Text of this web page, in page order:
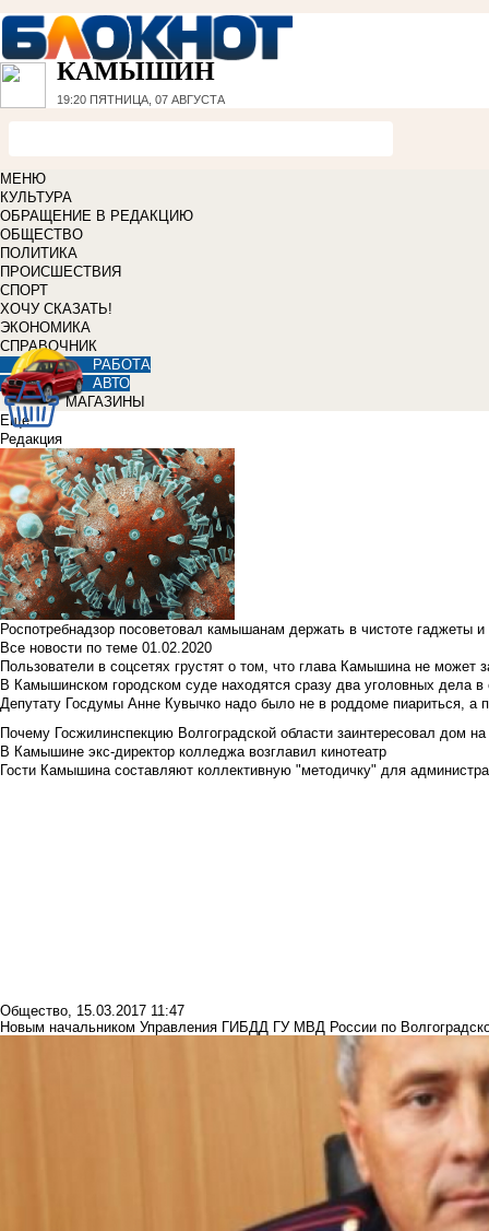
КАМЫШИН
19:20 ПЯТНИЦА, 07 АВГУСТА
МЕНЮ
КУЛЬТУРА
ОБРАЩЕНИЕ В РЕДАКЦИЮ
ОБЩЕСТВО
ПОЛИТИКА
ПРОИСШЕСТВИЯ
СПОРТ
ХОЧУ СКАЗАТЬ!
ЭКОНОМИКА
СПРАВОЧНИК
РАБОТА
АВТО
МАГАЗИНЫ
Еще
Редакция
Роспотребнадзор посоветовал камышанам держать в чистоте гаджеты
Все новости по теме 01.02.2020
Пользователи в соцсетях грустят о том, что глава Камышина не может
В Камышинском городском суде находятся сразу два уголовных дела
Депутату Госдумы Анне Кувычко надо было не в роддоме пиариться, а
Почему Госжилинспекцию Волгоградской области заинтересовал дом
В Камышине экс-директор колледжа возглавил кинотеатр
Гости Камышина составляют коллективную "методичку" для
Общество, 15.03.2017 11:47
Новым начальником Управления ГИБДД ГУ МВД России по